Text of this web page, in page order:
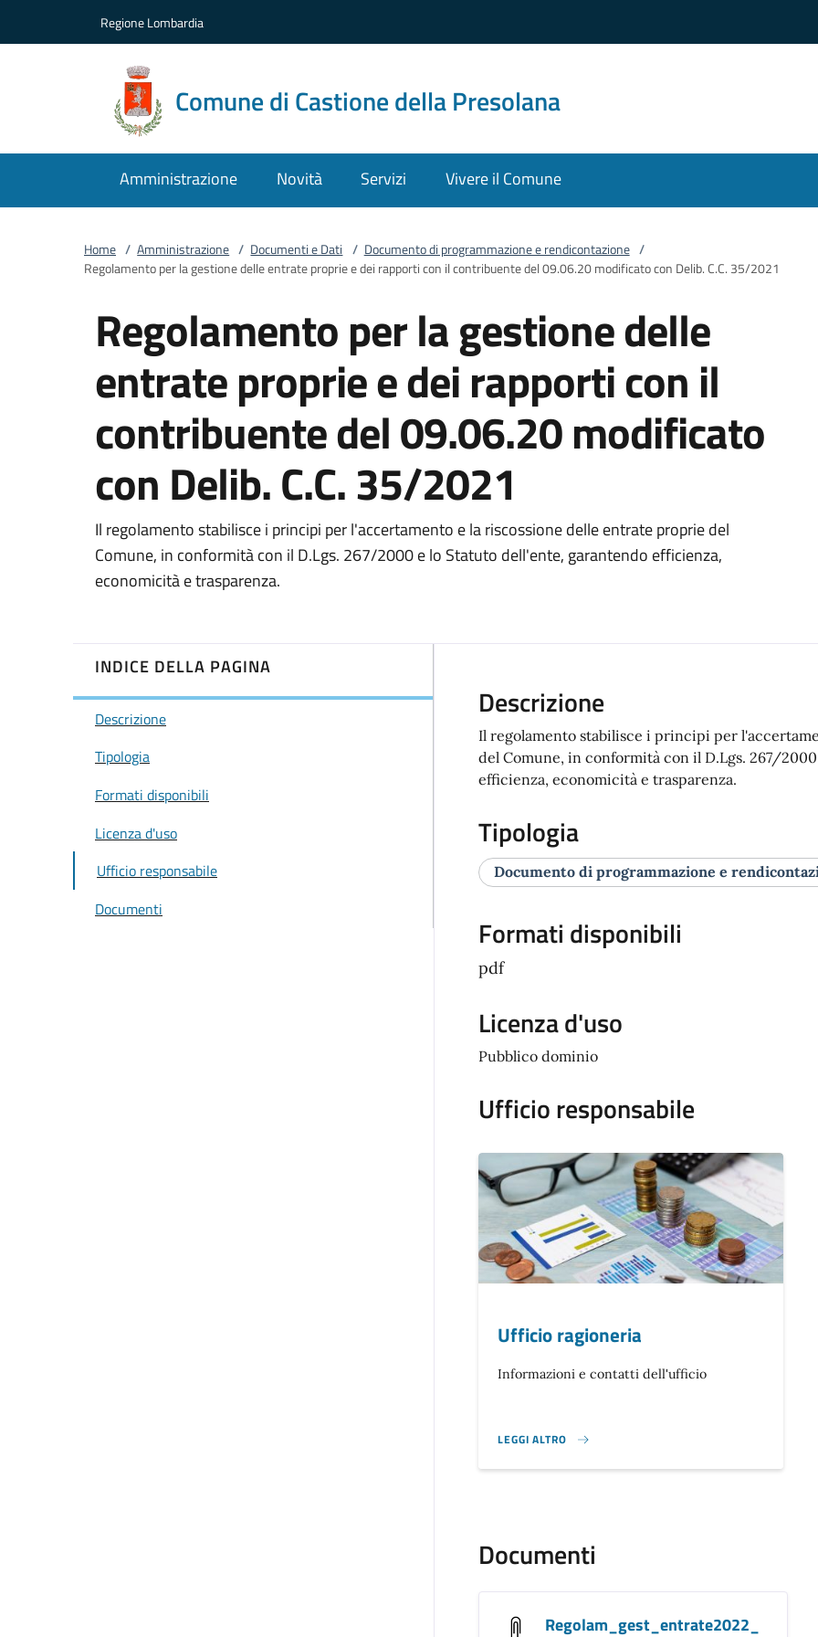
Regione Lombardia
Comune di Castione della Presolana
Amministrazione Novità Servizi Vivere il Comune
Home / Amministrazione / Documenti e Dati / Documento di programmazione e rendicontazione /
Regolamento per la gestione delle entrate proprie e dei rapporti con il contribuente del 09.06.20 modificato con Delib. C.C. 35/2021
Regolamento per la gestione delle
entrate proprie e dei rapporti con il
contribuente del 09.06.20 modificato
con Delib. C.C. 35/2021
Il regolamento stabilisce i principi per l'accertamento e la riscossione delle entrate proprie del
Comune, in conformità con il D.Lgs. 267/2000 e lo Statuto dell'ente, garantendo efficienza,
economicità e trasparenza.
INDICE DELLA PAGINA
Descrizione
Tipologia
Formati disponibili
Licenza d'uso
Ufficio responsabile
Documenti
Descrizione
Il regolamento stabilisce i principi per
del Comune, in conformità con il D.Lgs. 267/
efficienza, economicità e trasparenza.
Tipologia
Documento di programmazione e
Formati disponibili
pdf
Licenza d'uso
Pubblico dominio
Ufficio responsabile
Ufficio ragioneria
Informazioni e contatti dell'ufficio
LEGGI ALTRO
}
Documenti
Regolam_gest_entrate2022_